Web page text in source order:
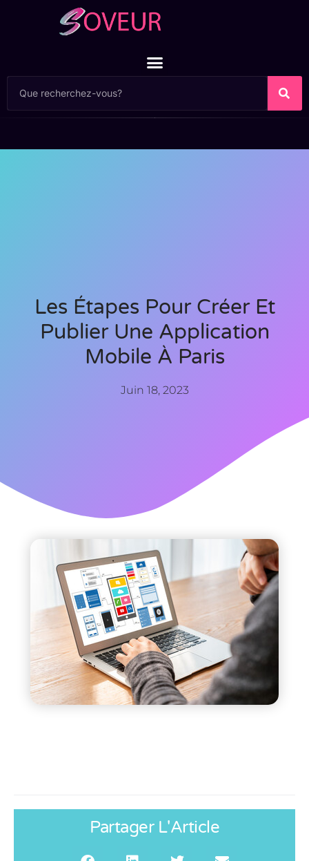
Les Étapes Pour Créer Et
Publier Une Application
Mobile À Paris
Juin 18, 2023
Partager L'Article